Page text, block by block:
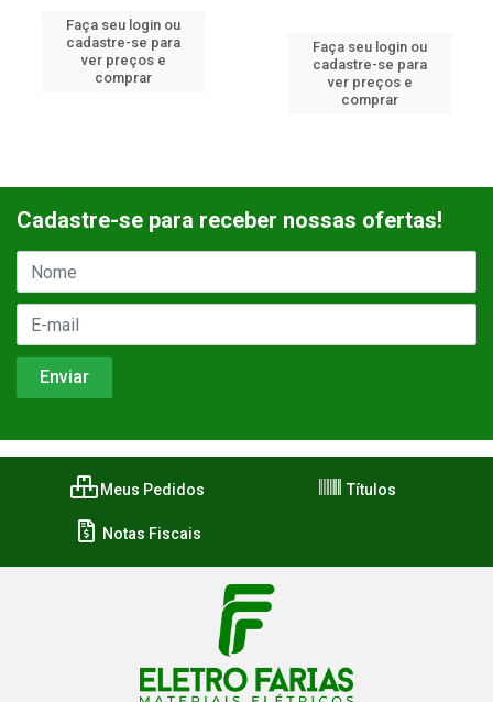
Faça seu login ou
cadastre-se para
ver preços e
comprar
Faça seu login ou
cadastre-se para
ver preços e
comprar
Cadastre-se para receber nossas ofertas!
Meus Pedidos Títulos
Notas Fiscais